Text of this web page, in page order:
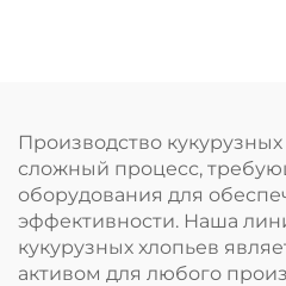
Производство
сложный процесс,
оборудования для
эффективности. Наша
кукурузных хлопьев
активом для любого